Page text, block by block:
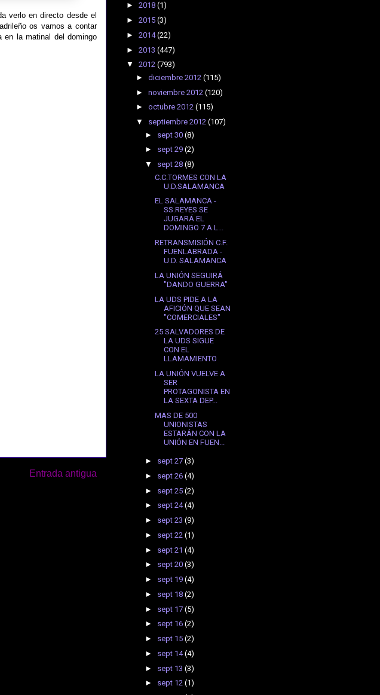
verlo en directo desde el
os vamos a contar
en la matinal del domingo
Entrada antigua
► 2018 (1)
► 2015 (3)
► 2014(22)
► 2013 (447)
▼ 2012 (793)
► diciembre 2012 (115)
► noviembre 2012 (120)
► octubre 2012 (115)
▼ septiembre 2012 (107)
► sept 30(8)
► sept 29(2)
▼ sept 28(8)
C.C.TORMES CON LA
U.D.SALAMANCA
EL SALAMANCA -
SS.REYES SE
JUGARÁ EL
DOMINGO 7 A L...
RETRANSMISIÓN C.F.
FUENLABRADA -
U.D. SALAMANCA
LA UNIÓN SEGUIRÁ
"DANDO GUERRA"
LA UDS PIDE A LA
AFICIÓN QUE SEAN
"COMERCIALES"
25 SALVADORES DE
LA UDS SIGUE
CON EL
LLAMAMIENTO
LA UNIÓN VUELVE A
SER
PROTAGONISTA EN
LA SEXTA DEP...
MAS DE 500
UNIONISTAS
ESTARÁN CON LA
UNIÓN EN FUEN...
► sept 27(3)
► sept 26(4)
► sept 25(2)
► sept 24(4)
► sept 23(9)
► sept 22(1)
► sept 21(4)
► sept 20(3)
► sept 19(4)
► sept 18(2)
► sept 17(5)
► sept 16(2)
► sept 15(2)
► sept 14(4)
► sept 13(3)
► sept 12(1)